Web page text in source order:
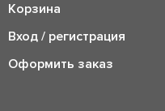
Корзина
Вход / регистрация
Оформить заказ